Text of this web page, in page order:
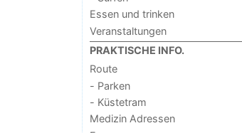
Essen und trinken
Veranstaltungen
PRAKTISCHE INFO.
Route
- Parken
- Küstetram
Medizin Adressen